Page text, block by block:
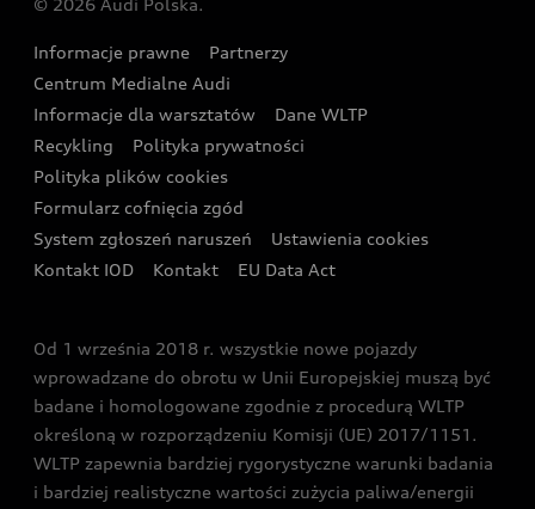
Wyszukaj najbliższego Partnera Audi
Oferta dla przedsiębiorców
Oferta dla klientów prywatnych
Kalkulator rat
Ubezpieczenie
Audi exclusive
Zasięg
Gwarancja
Akcje serwisowe Audi
Katalog online akcesoriów
Audi i Muzeum Sztuki Nowoczesnej w Warszawie
Audi driving experience
Audi quattro Cup
Audi i Puchar Świata w Skokach Narciarskich w
Zakopanem
© 2026 Audi Polska.
Informacje prawne
Partnerzy
Centrum Medialne Audi
Informacje dla warsztatów
Dane WLTP
Recykling
Polityka prywatności
Polityka plików cookies
Formularz cofnięcia zgód
System zgłoszeń naruszeń
Ustawienia cookies
Kontakt IOD
Kontakt EU Data Act
Od 1 września 2018 r. wszystkie nowe pojazdy
wprowadzane do obrotu w Unii Europejskiej muszą być
badane i homologowane zgodnie z procedurą WLTP
określoną w rozporządzeniu Komisji (UE) 2017/1151.
WLTP zapewnia bardziej rygorystyczne warunki badania
i bardziej realistyczne wartości zużycia paliwa/energii